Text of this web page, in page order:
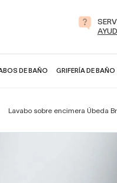
DE BAÑO GRIFERÍA DE BAÑO
Lavabo sobre encimera Úbeda